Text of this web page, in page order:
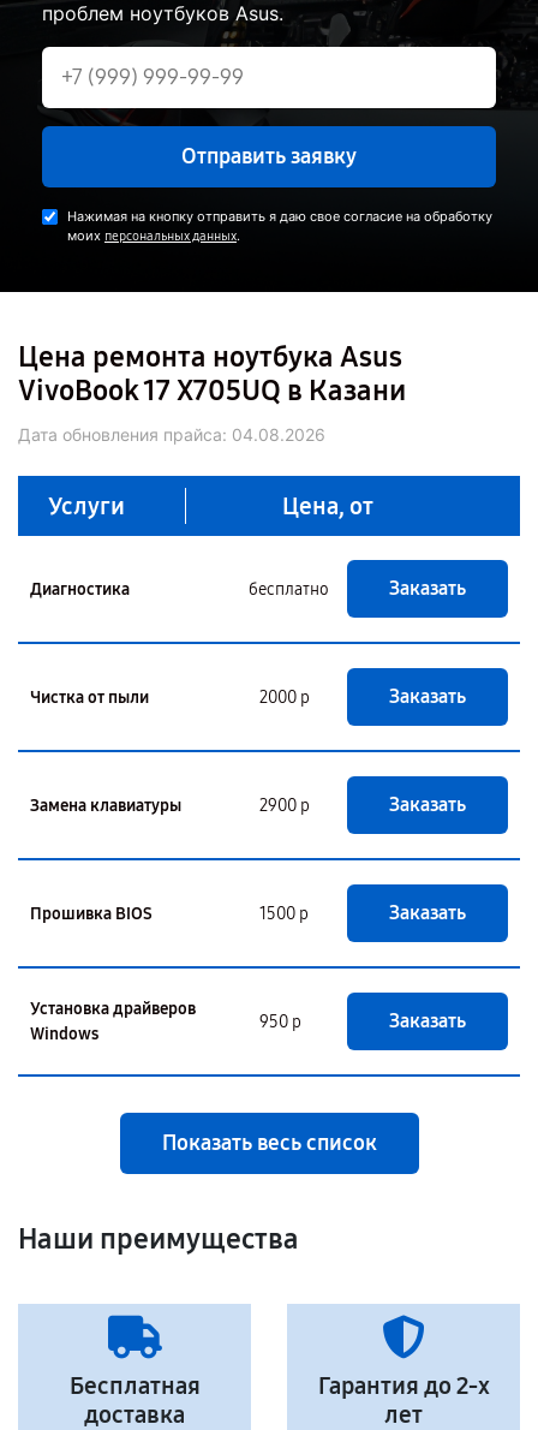
проблем ноутбуков Asus.
Отправить заявку
Нажимая на кнопку отправить я даю свое согласие на обработку
моих персональных данных.
Цена ремонта ноутбука Asus
VivoBook 17 X705UQ в Казани
Дата обновления прайса: 04.08.2026
Услуги Цена, от
Диагностика бесплатно Заказать
Чистка от пыли 2000 р Заказать
Замена клавиатуры 2900 р Заказать
Прошивка BIOS 1500 р Заказать
Установка драйверов
Windows
950 р Заказать
Показать весь список
Наши преимущества
Бесплатная
доставка
Гарантия до 2-х
лет